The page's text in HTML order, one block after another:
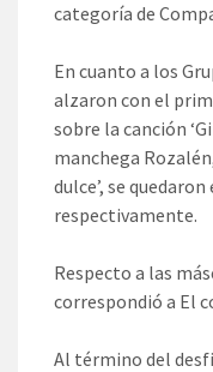
categoría de
En cuanto a los
alzaron con el
sobre la canción
manchega
dulce’, se
respectivamente.
Respecto a las
correspondió a El
Al término del